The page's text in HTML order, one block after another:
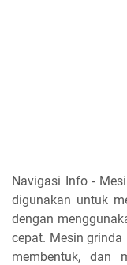
Navigasi Info -
digunakan untuk
dengan
cepat. Mesin
membentuk, dan